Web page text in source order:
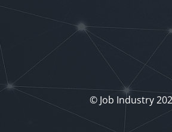
© Job Industry